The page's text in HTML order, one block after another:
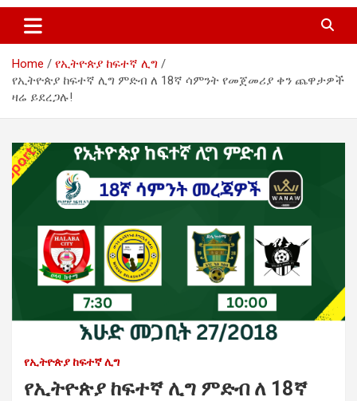
Home
የኢትዮጵያ ከፍተኛ ሊግ
የኢትዮጵያ ከፍተኛ ሊግ ምድብ ለ 18ኛ ሳምንት የመጀመሪያ ቀን ጨዋታዎች
ዛሬ ይደረጋሉ!
የኢትዮጵያ ከፍተኛ ሊግ
የኢትዮጵያ ከፍተኛ ሊግ ምድብ ለ 18ኛ